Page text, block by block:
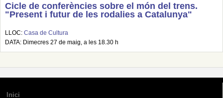
Cicle de conferències sobre el món del trens.
"Present i futur de les rodalies a Catalunya"
LLOC: Casa de Cultura
DATA: Dimecres 27 de maig, a les 18.30 h
Inici